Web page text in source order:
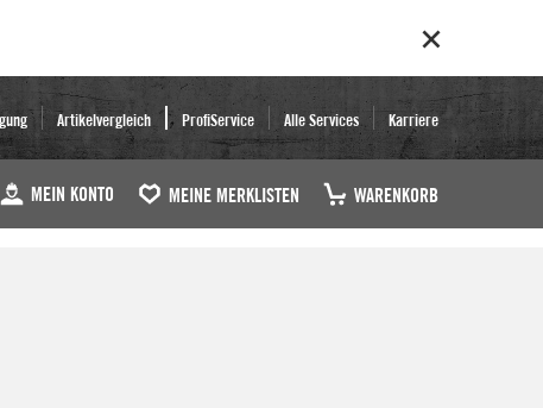
Artikelvergleich ProfiService Alle Services Karriere
MEIN KONTO MEINE MERKLISTEN WARENKORB